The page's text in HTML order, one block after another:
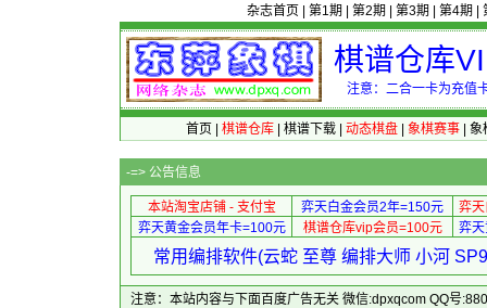
杂志首页 第1期 第2期 第3期 第4期
棋谱仓库
注意：二合一卡为充值
首页 棋谱仓库| 棋谱下载| 动态棋盘| 象棋赛事| 象
-=> 公告信息
本站淘宝店铺 - 支付宝 弈天白金会员2年=150元
弈
弈天黄金会员年卡=100元
棋谱仓库vip会员=100元 弈
常用编排软件(云蛇 至尊 编排大师 小河
注意：本站内容与下面百度广告无关 微信:dpxqcom QQ号